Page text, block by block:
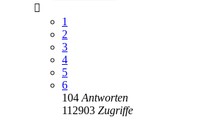
1
2
3
4
5
6
104 Antworten
112903 Zugriffe